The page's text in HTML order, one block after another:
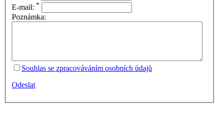
E-mail: *
Poznámka:
Souhlas se zpracováváním osobních údajů
Odeslat